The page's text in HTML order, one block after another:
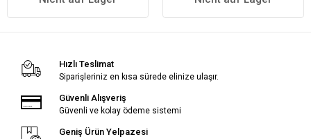
Hızlı Teslimat
Siparişleriniz en kısa sürede elinize ulaşır.
Güvenli Alışveriş
Güvenli ve kolay ödeme sistemi
Geniş Ürün Yelpazesi